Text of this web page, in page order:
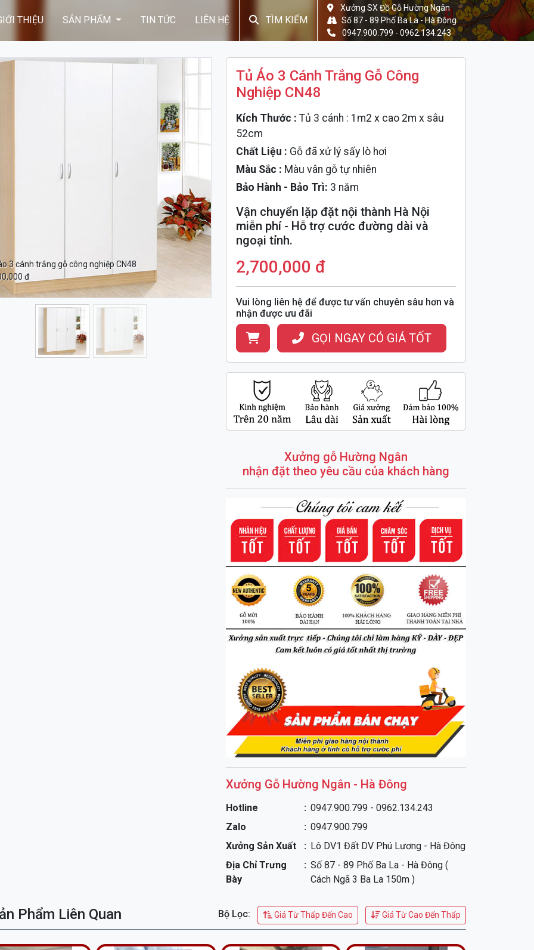
THIỆU SẢN PHẨM TIN TỨC LIÊN HỆ TÌM KIẾM
Xưởng SX Đồ Gỗ Hường Ngân
Số 87 - 89 Phố Ba La - Hà Đông
0947.900.799 - 0962.134.243
3 cánh trắng gỗ công nghiệp CN48
đ
Tủ Áo 3 Cánh Trắng Gỗ Công
Nghiệp CN48
Kích Thước : Tủ 3 cánh : 1m2 x cao 2m x sâu
52cm
Chất Liệu : Gỗ đã xử lý sấy lò hơi
Màu Sắc : Màu vân gỗ tự nhiên
Bảo Hành - Bảo Trì: 3 năm
Vận chuyển lặp đặt nội thành Hà Nội
miễn phí - Hỗ trợ cước đường dài và
ngoại tỉnh.
2,700,000 đ
Vui lòng liên hệ để được tư vấn chuyên sâu hơn và
nhận được ưu đãi
GỌI NGAY CÓ GIÁ TỐT
Xưởng gỗ Hường Ngân
nhận đặt theo yêu cầu của khách hàng
Xưởng Gỗ Hường Ngân - Hà Đông
Hotline
0947.900.799 - 0962.134.243
Zalo
0947.900.799
Xưởng Sản Xuất
Lô DV1 Đất DV Phú Lương - Hà Đông
Địa Chỉ Trưng
Bày
Số 87 - 89 Phố Ba La - Hà Đông (
Cách Ngã 3 Ba La 150m )
Phẩm Liên Quan Bộ Lọc: Giá Từ Thấp Đến Cao Giá Từ Cao Đến Thấp